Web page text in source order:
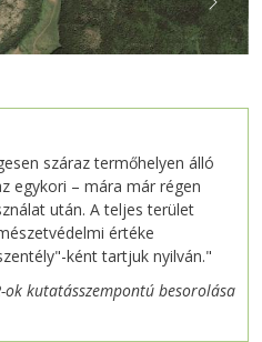
Next
száraz termőhelyen álló
egykori – mára már régen
után. A teljes terület
értéke
ként tartjuk nyilván."
ok kutatásszempontú besorolása